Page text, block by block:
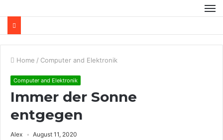
Home / Computer and Elektronik
Computer and Elektronik
Immer der Sonne
entgegen
Alex August 11, 2020